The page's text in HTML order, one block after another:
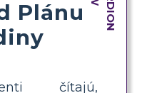
Plánu
čítajú,